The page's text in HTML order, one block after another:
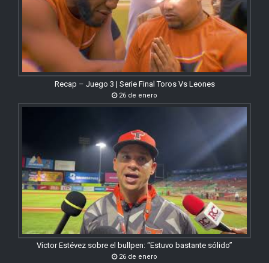
Recap – Juego 3 | Serie Final Toros Vs Leones
26 de enero
Víctor Estévez sobre el bullpen: “Estuvo bastante sólido”
26 de enero